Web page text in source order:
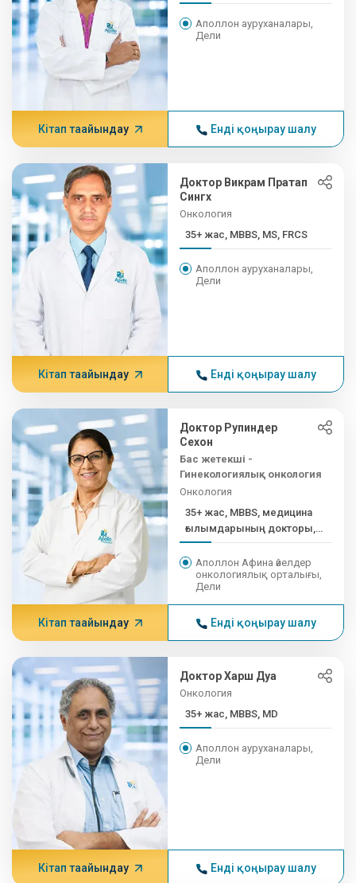
Аполлон ауруханалары,
Дели
Кітап тағайындау Енді қоңырау шалу
Доктор Викрам Пратап
Сингх
Онкология
35+ жас, MBBS, MS, FRCS
Аполлон ауруханалары,
Дели
Кітап тағайындау Енді қоңырау шалу
Доктор Рупиндер
Сехон
Бас жетекші -
Гинекологиялық онкология
Онкология
35+ жас, MBBS, медицина
ғылымдарының докторы,
акушер...
Аполлон Афина әйелдер
онкологиялық орталығы,
Дели
Кітап тағайындау Енді қоңырау шалу
Доктор Харш Дуа
Онкология
35+ жас, MBBS, MD
Аполлон ауруханалары,
Дели
Кітап тағайындау Енді қоңырау шалу